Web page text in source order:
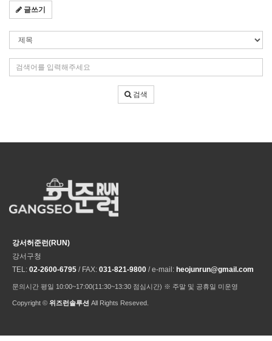
글쓰기
색
조
색
어
입
검색
강서허준런(RUN)
강서구청
TEL: 02-2600-6795 / FAX: 031-821-9800 / e-mail: heojunrun@gmail.com
문의시간 평일 10:00~17:00(11:30~13:30 점심시간) ※ 주말 및 공휴일 미운영
Copyright © 위즈런솔루션 All Rights Reseved.